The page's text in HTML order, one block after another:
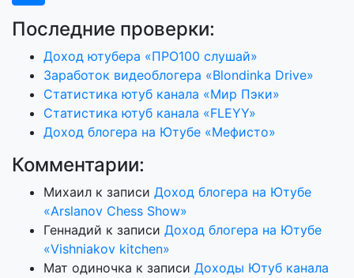
Последние проверки:
Доход ютубера «ПРО100 слушай»
Заработок видеоблогера «Blondinka Drive»
Статистика ютуб канала «Мир Пэки»
Статистика ютуб канала «FLEYY»
Доход блогера на Ютубе «Мефисто»
Комментарии:
Михаил к записи Доход блогера на Ютубе
«Arslanov Chess Show»
Геннадий к записи Доход блогера на Ютубе
«Vishniakov kitchen»
Мат одиночка к записи Доходы Ютуб канала